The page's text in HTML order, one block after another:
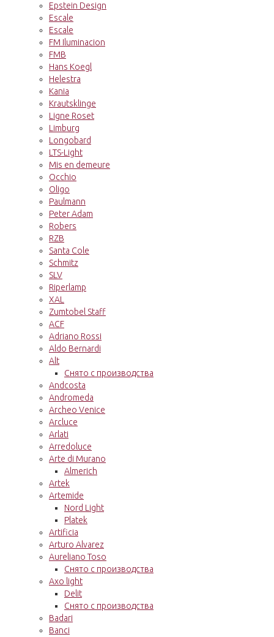
Epstein Design
Escale
Escale
FM Iluminacion
FMB
Hans Koegl
Helestra
Kania
Krautsklinge
Ligne Roset
Limburg
Longobard
LTS-Light
Mis en demeure
Occhio
Oligo
Paulmann
Peter Adam
Robers
RZB
Santa Cole
Schmitz
SLV
Riperlamp
XAL
Zumtobel Staff
ACF
Adriano Rossi
Aldo Bernardi
Alt
Снято с производства
Andcosta
Andromeda
Archeo Venice
Arcluce
Arlati
Arredoluce
Arte di Murano
Almerich
Artek
Artemide
Nord Light
Platek
Artificia
Arturo Alvarez
Aureliano Toso
Снято с производства
Axo light
Delit
Снято с производства
Badari
Banci